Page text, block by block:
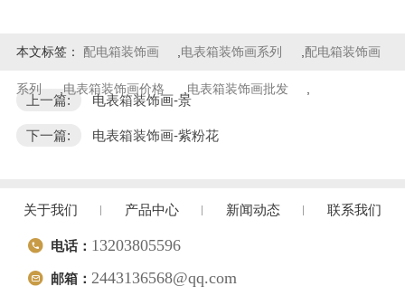
本文标签： 配电箱装饰画 电表箱装饰画系列 配电箱装饰画
系列 电表箱装饰画价格 电表箱装饰画批发
上一篇: 电表箱装饰画-景
下一篇: 电表箱装饰画-紫粉花
关于我们 产品中心 新闻动态 联系我们
电话： 13203805596
邮箱： 2443136568@qq.com